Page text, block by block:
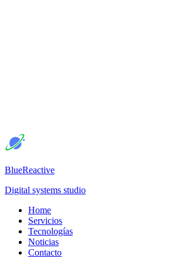
BlueReactive
Digital systems studio
Home
Servicios
Tecnologías
Noticias
Contacto